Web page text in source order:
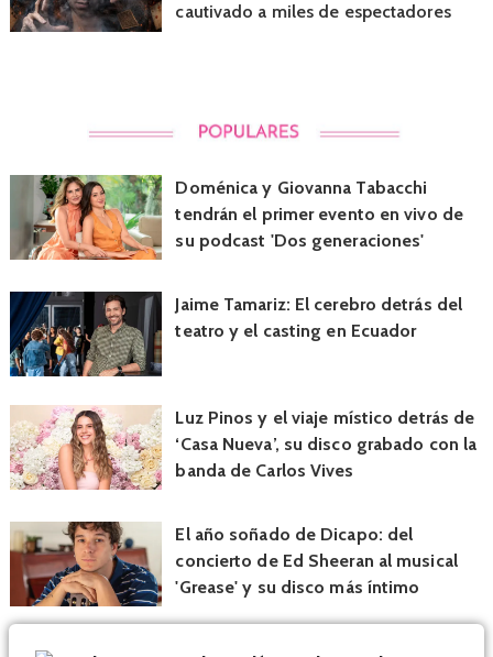
cautivado a miles de espectadores
Doménica y Giovanna Tabacchi
tendrán el primer evento en vivo de
su podcast 'Dos generaciones'
Jaime Tamariz: El cerebro detrás del
teatro y el casting en Ecuador
Luz Pinos y el viaje místico detrás de
‘Casa Nueva’, su disco grabado con la
banda de Carlos Vives
El año soñado de Dicapo: del
concierto de Ed Sheeran al musical
'Grease' y su disco más íntimo